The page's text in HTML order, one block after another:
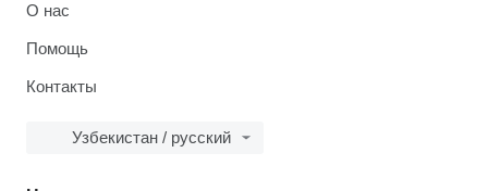
О нас
Помощь
Контакты
Узбекистан / русский